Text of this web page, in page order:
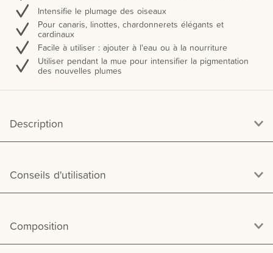
Intensifie le plumage des oiseaux
Pour canaris, linottes, chardonnerets élégants et
cardinaux
Facile à utiliser : ajouter à l'eau ou à la nourriture
Utiliser pendant la mue pour intensifier la pigmentation
des nouvelles plumes
Description
Conseils d'utilisation
Composition